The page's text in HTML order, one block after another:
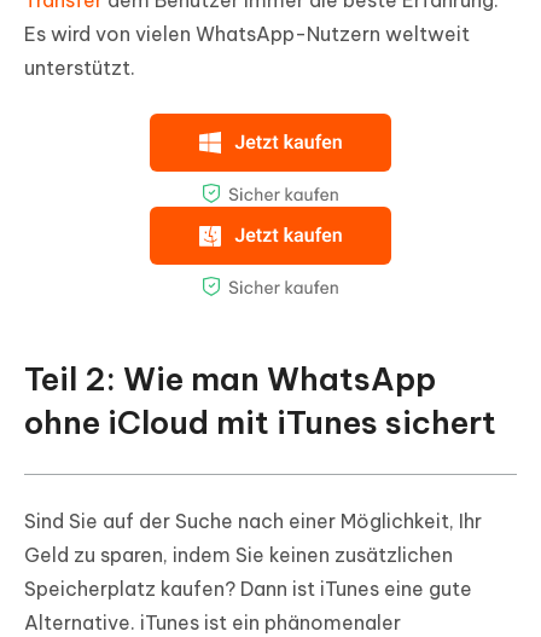
Es wird von vielen WhatsApp-Nutzern weltweit
unterstützt.
Teil 2: Wie man WhatsApp
ohne iCloud mit iTunes sichert
Sind Sie auf der Suche nach einer Möglichkeit, Ihr
Geld zu sparen, indem Sie keinen zusätzlichen
Speicherplatz kaufen? Dann ist iTunes eine gute
Alternative. iTunes ist ein phänomenaler